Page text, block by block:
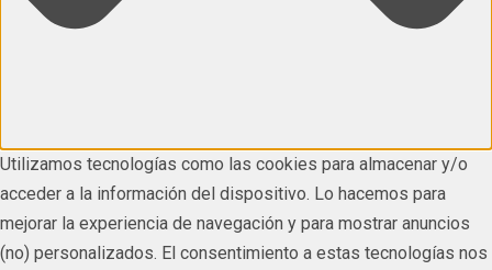
Utilizamos tecnologías como las cookies para almacenar y/o
acceder a la información del dispositivo. Lo hacemos para
mejorar la experiencia de navegación y para mostrar anuncios
(no) personalizados. El consentimiento a estas tecnologías nos